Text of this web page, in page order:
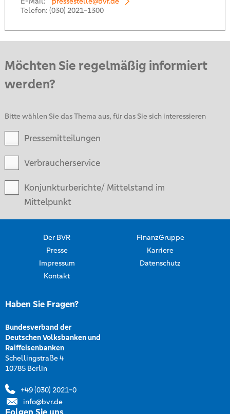
Telefon: (030) 2021-1300
Möchten Sie regelmäßig informiert
werden?
Bitte wählen Sie das Thema aus, für das Sie sich interessieren
Pressemitteilungen
Verbraucherservice
Konjunkturberichte/ Mittelstand im
Mittelpunkt
Der BVR
FinanzGruppe
Presse
Karriere
Impressum
Datenschutz
Kontakt
Haben Sie Fragen?
Bundesverband der
Deutschen Volksbanken und
Raiffeisenbanken
Schellingstraße 4
10785 Berlin
+49 (030) 2021-0
info@bvr.de